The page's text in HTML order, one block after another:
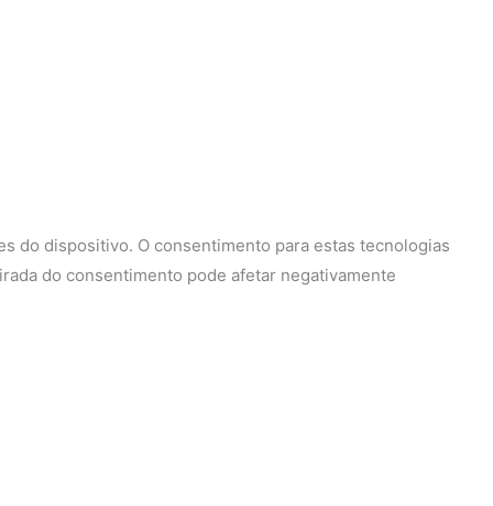
do dispositivo. O consentimento para estas tecnologias
do consentimento pode afetar negativamente